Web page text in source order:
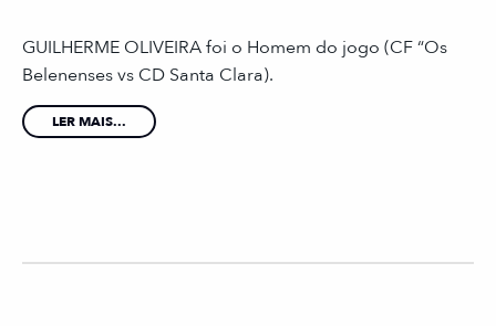
GUILHERME OLIVEIRA foi o Homem do jogo (CF “Os
Belenenses vs CD Santa Clara).
LER MAIS...